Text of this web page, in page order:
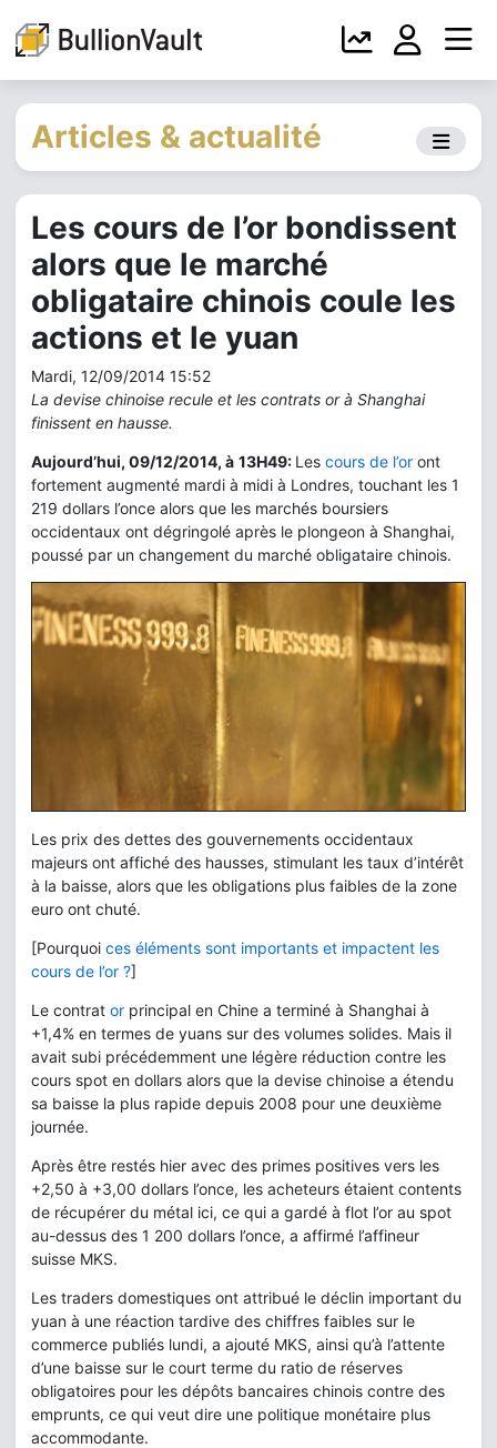
Articles & actualité
Les cours de l’or bondissent
alors que le marché
obligataire chinois coule les
actions et le yuan
Mardi, 12/09/2014 15:52
La devise chinoise recule et les contrats or à Shanghai
finissent en hausse.
Aujourd’hui, 09/12/2014, à 13H49: Les cours de l’or ont
fortement augmenté mardi à midi à Londres, touchant les 1
219 dollars l’once alors que les marchés boursiers
occidentaux ont dégringolé après le plongeon à Shanghai,
poussé par un changement du marché obligataire chinois.
Les prix des dettes des gouvernements occidentaux
majeurs ont affiché des hausses, stimulant les taux d’intérêt
à la baisse, alors que les obligations plus faibles de la zone
euro ont chuté.
[Pourquoi ces éléments sont importants et impactent les
cours de l’or ?]
Le contrat or principal en Chine a terminé à Shanghai à
+1,4% en termes de yuans sur des volumes solides. Mais il
avait subi précédemment une légère réduction contre les
cours spot en dollars alors que la devise chinoise a étendu
sa baisse la plus rapide depuis 2008 pour une deuxième
journée.
Après être restés hier avec des primes positives vers les
+2,50 à +3,00 dollars l’once, les acheteurs étaient contents
de récupérer du métal ici, ce qui a gardé à flot l’or au spot
au-dessus des 1 200 dollars l’once, a affirmé l’affineur
suisse MKS.
Les traders domestiques ont attribué le déclin important du
yuan à une réaction tardive des chiffres faibles sur le
commerce publiés lundi, a ajouté MKS, ainsi qu’à l’attente
d’une baisse sur le court terme du ratio de réserves
obligatoires pour les dépôts bancaires chinois contre des
emprunts, ce qui veut dire une politique monétaire plus
accommodante.